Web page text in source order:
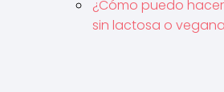
¿Cómo puedo
sin lactosa o